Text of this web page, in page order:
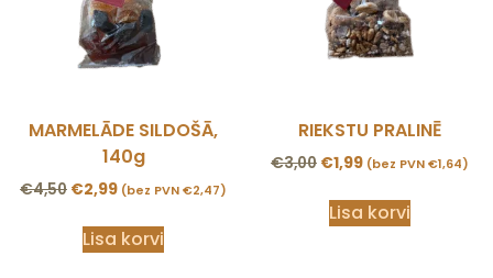
MARMELĀDE SILDOŠĀ,
140g
€4,50 €2,99 (bez PVN€2,47)
Lisa korvi
RIEKSTU PRALINĒ
€3,00 €1,99 (bez PVN€1,64)
Lisa korvi